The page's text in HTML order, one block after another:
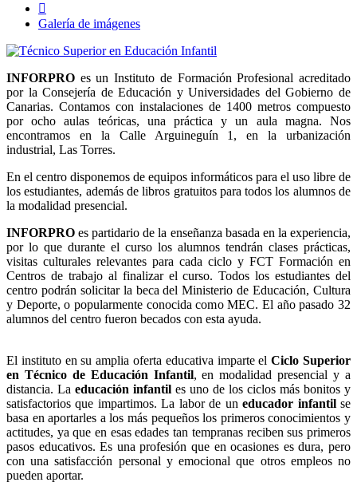

Galería de imágenes
INFORPRO es un Instituto de Formación Profesional acreditado
por la Consejería de Educación y Universidades del Gobierno de
Canarias. Contamos con instalaciones de 1400 metros compuesto
por ocho aulas teóricas, una práctica y un aula magna. Nos
encontramos en la Calle Arguineguín 1, en la urbanización
industrial, Las Torres.
En el centro disponemos de equipos informáticos para el uso libre de
los estudiantes, además de libros gratuitos para todos los alumnos de
la modalidad presencial.
INFORPRO es partidario de la enseñanza basada en la experiencia,
por lo que durante el curso los alumnos tendrán clases prácticas,
visitas culturales relevantes para cada ciclo y FCT Formación en
Centros de trabajo al finalizar el curso. Todos los estudiantes del
centro podrán solicitar la beca del Ministerio de Educación, Cultura
y Deporte, o popularmente conocida como MEC. El año pasado 32
alumnos del centro fueron becados con esta ayuda.
El instituto en su amplia oferta educativa imparte elCiclo Superior
en Técnico de Educación Infantil, en modalidad presencial y a
distancia. La educación infantil es uno de los ciclos más bonitos y
satisfactorios que impartimos. La labor de uneducador infantilse
basa en aportarles a los más pequeños los primeros conocimientos y
actitudes, ya que en esas edades tan tempranas reciben sus primeros
pasos educativos. Es una profesión que en ocasiones es dura, pero
con una satisfacción personal y emocional que otros empleos no
pueden aportar.